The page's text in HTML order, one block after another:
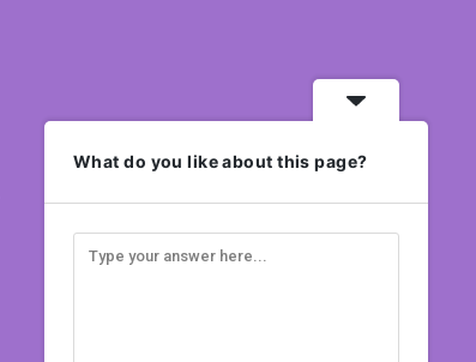
What do you like about this page?